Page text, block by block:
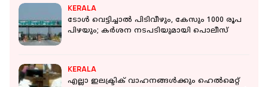
KERALA
ടോള്‍ വെട്ടിച്ചാല്‍ പിടിവീഴും, കേസും 1000 രൂപ
പിഴയും; കര്‍ശന നടപടിയുമായി പൊലീസ്
KERALA
എല്ലാ ഇലക്ട്രിക് വാഹനങ്ങള്‍ക്കും ഹെല്‍മെറ്റ്